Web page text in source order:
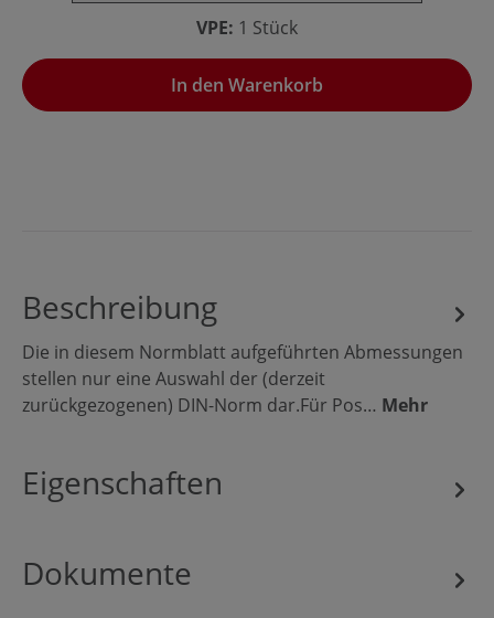
VPE: 1 Stück
In den Warenkorb
Beschreibung
Die in diesem Normblatt aufgeführten Abmessungen
stellen nur eine Auswahl der (derzeit
zurückgezogenen) DIN-Norm dar.Für Pos… Mehr
Eigenschaften
Dokumente